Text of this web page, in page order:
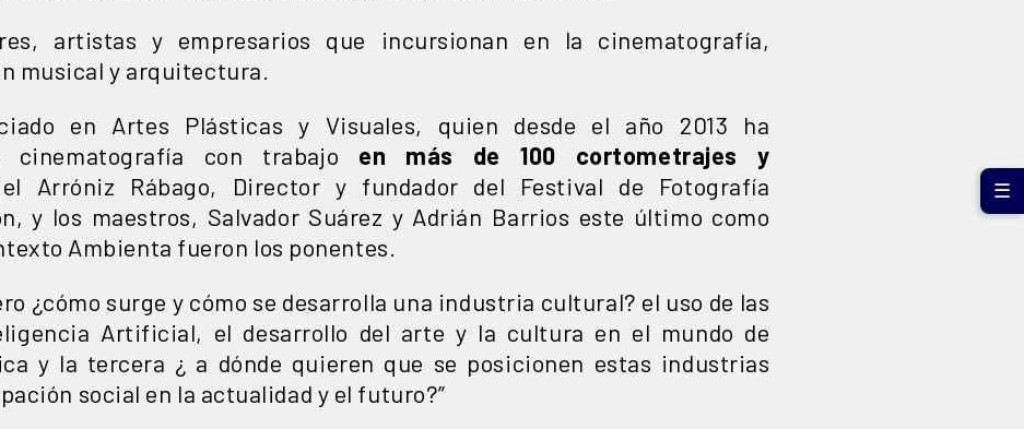
artistas y empresarios que incursionan en la cinematografía,
musical y arquitectura.
en Artes Plásticas y Visuales, quien desde el año 2013 ha
cinematografía con trabajo en más de 100 cortometrajes y
Arróniz Rábago, Director y fundador del Festival de Fotografía
y los maestros, Salvador Suárez y Adrián Barrios este último como
Ambienta fueron los ponentes.
¿cómo surge y cómo se desarrolla una industria cultural? el uso de las
Artificial, el desarrollo del arte y la cultura en el mundo de
y la tercera ¿ a dónde quieren que se posicionen estas industrias
social en la actualidad y el futuro?”
☰